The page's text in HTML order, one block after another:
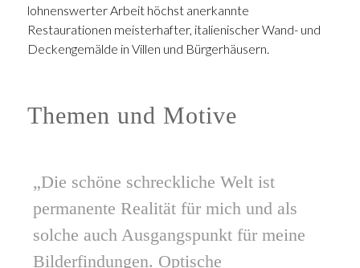
lohnenswerter Arbeit höchst anerkannte
Restaurationen meisterhafter, italienischer Wand- und
Deckengemälde in Villen und Bürgerhäusern.
Themen und Motive
„Die schöne schreckliche Welt ist
permanente Realität für mich und als
solche auch Ausgangspunkt für meine
Bilderfindungen. Optische